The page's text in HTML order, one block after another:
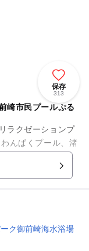
保存
313
崎市民プールぷる
ラクゼーションプ
んぱくプール、渚
ーション、キディ